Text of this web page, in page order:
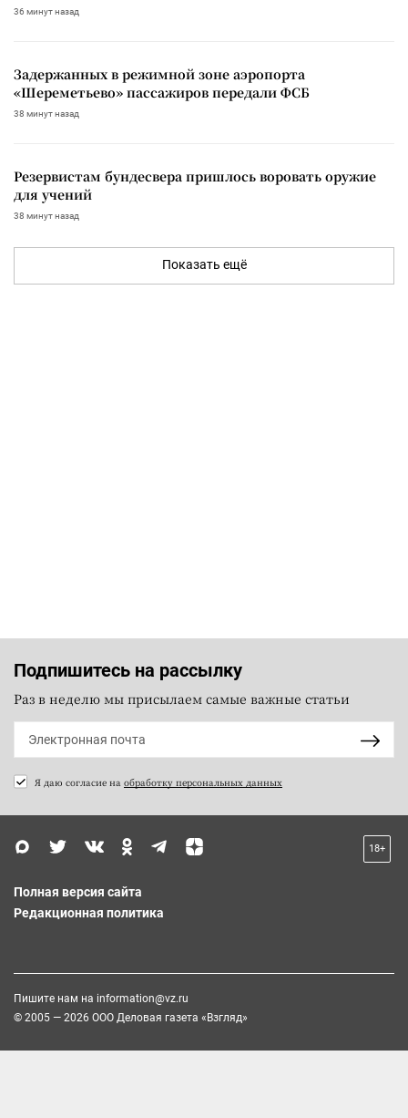
36 минут назад
Задержанных в режимной зоне аэропорта
«Шереметьево» пассажиров передали ФСБ
38 минут назад
Резервистам бундесвера пришлось воровать оружие
для учений
38 минут назад
Показать ещё
Подпишитесь на рассылку
Раз в неделю мы присылаем самые важные статьи
Я даю согласие на обработку персональных данных
18+
Полная версия сайта
Редакционная политика
Пишите нам на information@vz.ru
© 2005 — 2026 ООО Деловая газета «Взгляд»